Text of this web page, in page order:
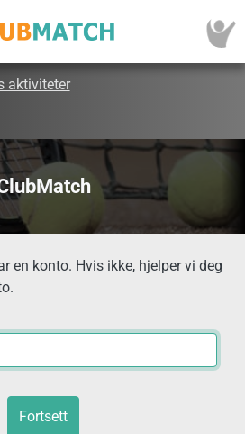
aktiviteter
en konto. Hvis ikke, hjelper vi deg
Fortsett